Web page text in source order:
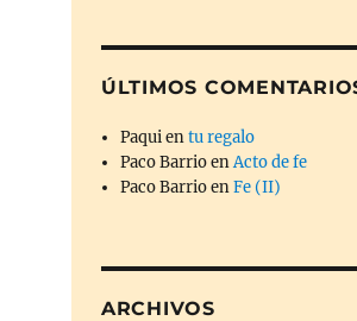
ÚLTIMOS
Paquientu regalo
Paco BarrioenActo de fe
Paco BarrioenFe (II)
ARCHIVOS